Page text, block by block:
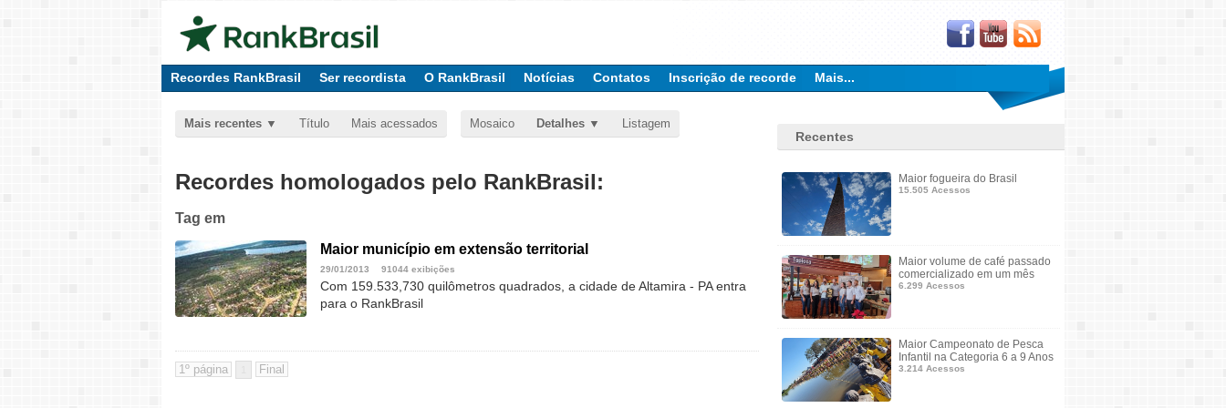
Recordes RankBrasil Ser recordista O RankBrasil Notícias Contatos Inscrição de recorde Mais...
Mais recentes Título Mais acessados Mosaico Detalhes Listagem
Recordes homologados pelo RankBrasil:
Tag em
Maior município em extensão territorial
29/01/2013 91044 exibições
Com 159.533,730 quilômetros quadrados, a cidade de Altamira - PA entra
para o RankBrasil
Recentes
Maior fogueira do Brasil
15.505 Acessos
Maior volume de café passado
comercializado em um mês
6.299 Acessos
Maior Campeonato de Pesca
Infantil na Categoria 6 a 9 Anos
3.214 Acessos